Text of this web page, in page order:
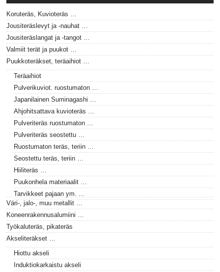
Koruteräs, Kuvioteräs …
Jousiteräslevyt ja -nauhat …
Jousiteräslangat ja -tangot …
Valmiit terät ja puukot …
Puukkoteräkset, teräaihiot …
Teräaihiot
Pulverikuviot. ruostumaton …
Japanilainen Suminagashi …
Ahjohitsattava kuvioteräs …
Pulveriteräs ruostumaton …
Pulveriteräs seostettu …
Ruostumaton teräs, teriin …
Seostettu teräs, teriin …
Hiiliteräs …
Puukonhela materiaalit …
Tarvikkeet pajaan ym. …
Väri-, jalo-, muu metallit …
Koneenrakennusalumiini …
Työkaluteräs, pikateräs
Akseliteräkset …
Hiottu akseli
Induktiokarkaistu akseli